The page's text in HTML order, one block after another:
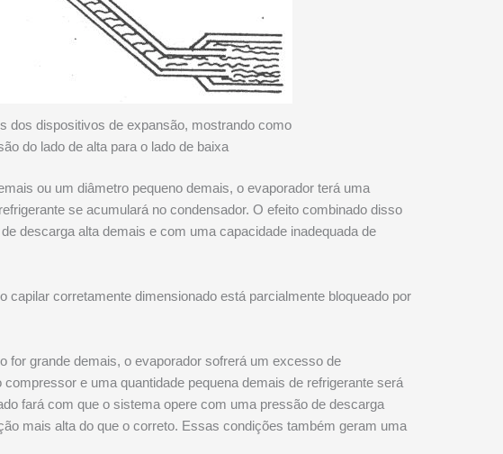
dos dispositivos de expansão, mostrando como
do lado de alta para o lado de baixa
ou um diâmetro pequeno demais, o evaporador terá uma
se acumulará no condensador. O efeito combinado disso
descarga alta demais e com uma capacidade inadequada de
corretamente dimensionado está parcialmente bloqueado por
for grande demais, o evaporador sofrerá um excesso de
e uma quantidade pequena demais de refrigerante será
fará com que o sistema opere com uma pressão de descarga
mais alta do que o correto. Essas condições também geram uma